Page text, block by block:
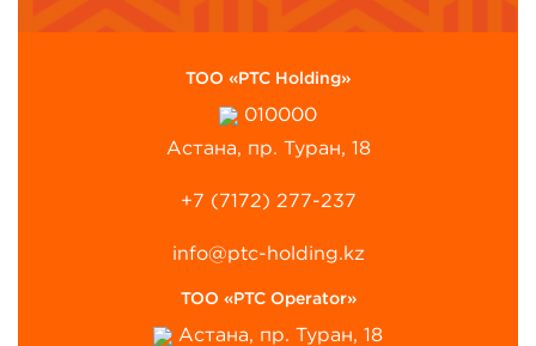
ТОО «PTC Holding»
010000
Астана, пр. Туран, 18
+7 (7172) 277-237
info@ptc-holding.kz
ТОО «PTC Operator»
Астана, пр. Туран, 18